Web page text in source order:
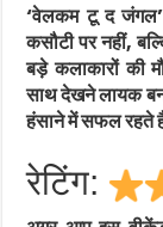
‘वेलकम टू द जंगल’
कसौटी पर नहीं,
बड़े कलाकारों की
साथ देखने लायक
हंसाने में सफल रहते
रेटिंग: